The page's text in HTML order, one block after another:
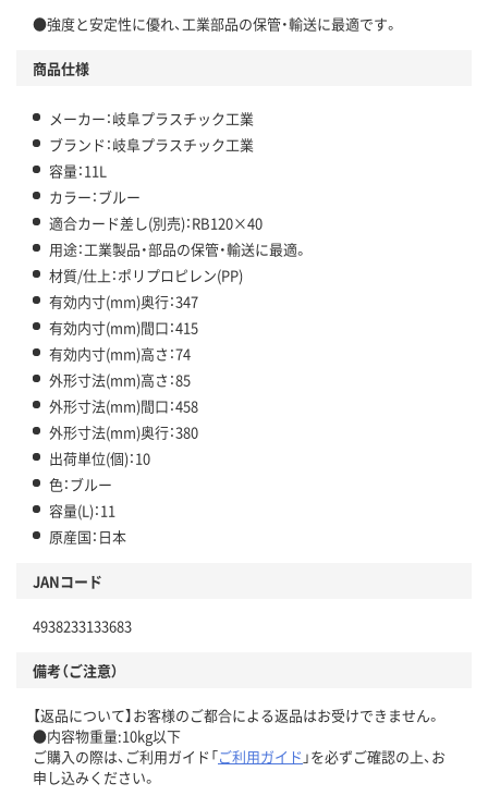
●強度と安定性に優れ、工業部品の保管・輸送に最適です。
商品仕様
メーカー：岐阜プラスチック工業
ブランド：岐阜プラスチック工業
容量：11L
カラー：ブルー
適合カード差し(別売)：RB120×40
用途：工業製品・部品の保管・輸送に最適。
材質/仕上：ポリプロピレン(PP)
有効内寸(mm)奥行：347
有効内寸(mm)間口：415
有効内寸(mm)高さ：74
外形寸法(mm)高さ：85
外形寸法(mm)間口：458
外形寸法(mm)奥行：380
出荷単位(個)：10
色：ブルー
容量(L)：11
原産国：日本
JANコード
4938233133683
備考（ご注意）
【返品について】お客様のご都合による返品はお受けできません。
●内容物重量:10kg以下
ご購入の際は、ご利用ガイド「ご利用ガイド 」を必ずご確認の上、お
申し込みください。